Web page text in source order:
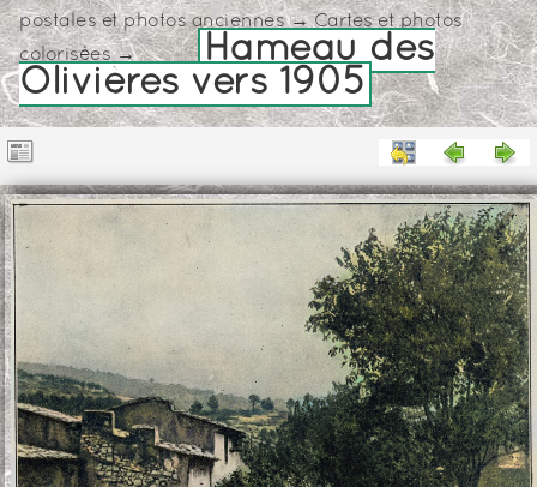
postales et photos anciennes→Cartes et photos
colorisées→
Hameau des
Olivières vers 1905